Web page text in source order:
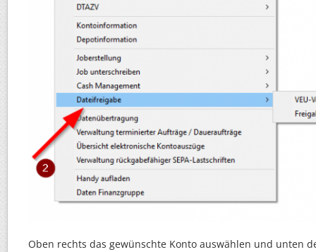
Oben rechts das gewünschte Konto auswählen und unten